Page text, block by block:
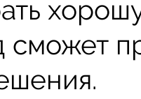
сможет